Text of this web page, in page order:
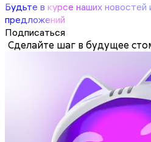
Будьте в курсе наших новостей
предложений
Подписаться
Сделайте шаг в будущее